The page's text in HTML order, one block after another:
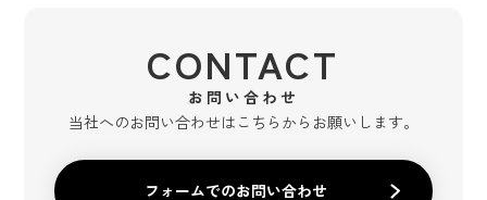
CONTACT
お問い合わせ
当社へのお問い合わせはこちらからお願いします。
フォームでのお問い合わせ